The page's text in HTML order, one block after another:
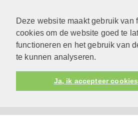
Deze website maakt gebruik van
cookies om de website goed te
functioneren en het gebruik van
te kunnen analyseren.
Ja, ik accepteer cookies
Protestantsekerk.net is een